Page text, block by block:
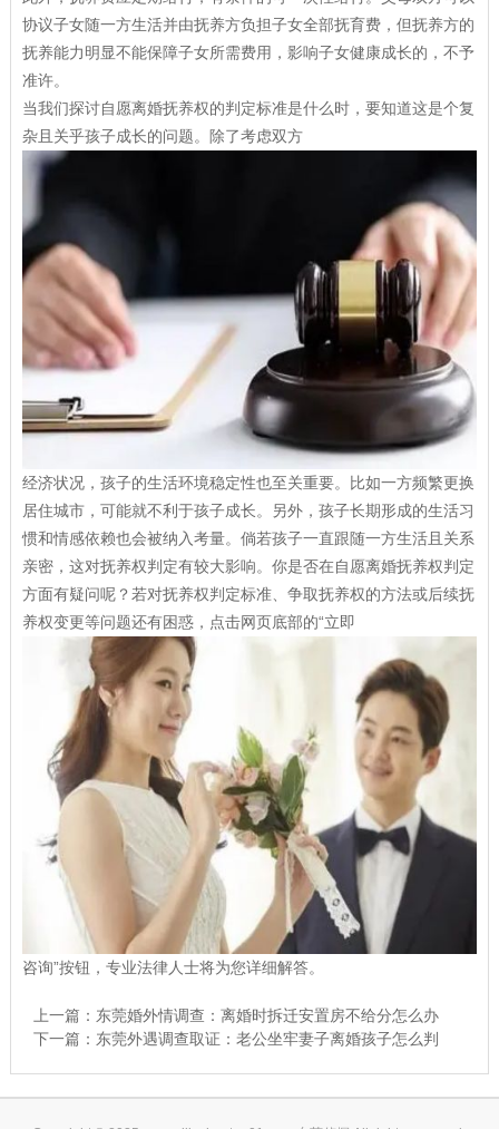
协议子女随一方生活并由抚养方负担子女全部抚育费，但抚养方的
抚养能力明显不能保障子女所需费用，影响子女健康成长的，不予
准许。
当我们探讨自愿离婚抚养权的判定标准是什么时，要知道这是个复
杂且关乎孩子成长的问题。除了考虑双方
经济状况，孩子的生活环境稳定性也至关重要。比如一方频繁更换
居住城市，可能就不利于孩子成长。另外，孩子长期形成的生活习
惯和情感依赖也会被纳入考量。倘若孩子一直跟随一方生活且关系
亲密，这对抚养权判定有较大影响。你是否在自愿离婚抚养权判定
方面有疑问呢？若对抚养权判定标准、争取抚养权的方法或后续抚
养权变更等问题还有困惑，点击网页底部的“立即
咨询”按钮，专业法律人士将为您详细解答。
上一篇： 东莞婚外情调查：离婚时拆迁安置房不给分怎么办
下一篇： 东莞外遇调查取证：老公坐牢妻子离婚孩子怎么判